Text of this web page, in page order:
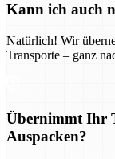
Kann ich auch
Natürlich! Wir
Transporte – ganz
Übernimmt Ihr
Auspacken?